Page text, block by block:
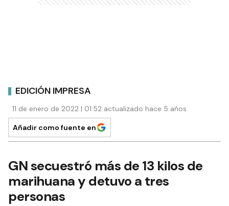
EDICIÓN IMPRESA
11 de enero de 2022 | 01:52 actualizado hace 5 años
Añadir como fuente en
GN secuestró más de 13 kilos de
marihuana y detuvo a tres
personas